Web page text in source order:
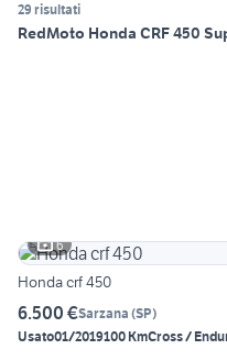
29 risultati
RedMoto Honda CRF 450
6
Honda crf 450
6.500 €Sarzana (SP)
Usato01/2019100 KmCross /